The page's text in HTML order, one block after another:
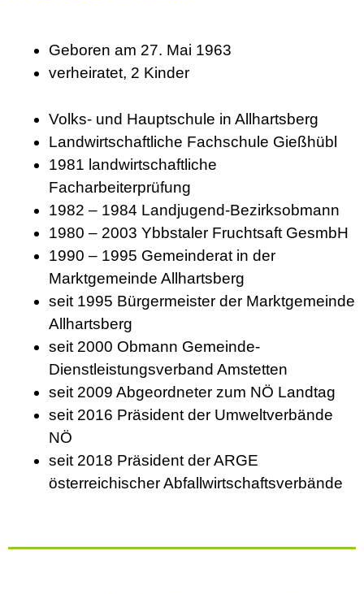
Geboren am 27. Mai 1963
verheiratet, 2 Kinder
Volks- und Hauptschule in Allhartsberg
Landwirtschaftliche Fachschule Gießhübl
1981 landwirtschaftliche
Facharbeiterprüfung
1982 – 1984 Landjugend-Bezirksobmann
1980 – 2003 Ybbstaler Fruchtsaft GesmbH
1990 – 1995 Gemeinderat in der
Marktgemeinde Allhartsberg
seit 1995 Bürgermeister der Marktgemeinde
Allhartsberg
seit 2000 Obmann Gemeinde-
Dienstleistungsverband Amstetten
seit 2009 Abgeordneter zum NÖ Landtag
seit 2016 Präsident der Umweltverbände
NÖ
seit 2018 Präsident der ARGE
österreichischer Abfallwirtschaftsverbände